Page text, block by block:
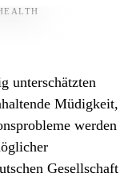
unterschätzten
Müdigkeit,
werden
Gesellschaft